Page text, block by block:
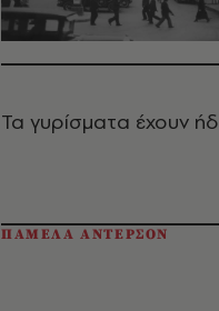
Τα γυρίσματα έχουν
ΠΑΜΕΛΑ ΑΝΤΕΡΣΟΝ